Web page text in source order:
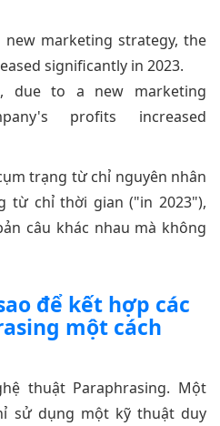
new marketing strategy, the
significantly in 2023.
due to a new marketing
profits increased
trạng từ chỉ nguyên nhân
từ chỉ thời gian ("in 2023"),
câu khác nhau mà không
để kết hợp các
một cách
thuật Paraphrasing. Một
sử dụng một kỹ thuật duy